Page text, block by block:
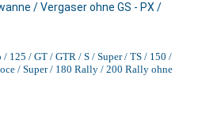
/ Vergaser ohne GS - PX /
/ 125 / GT / GTR / S / Super / TS / 150 /
/ Super / 180 Rally / 200 Rally ohne